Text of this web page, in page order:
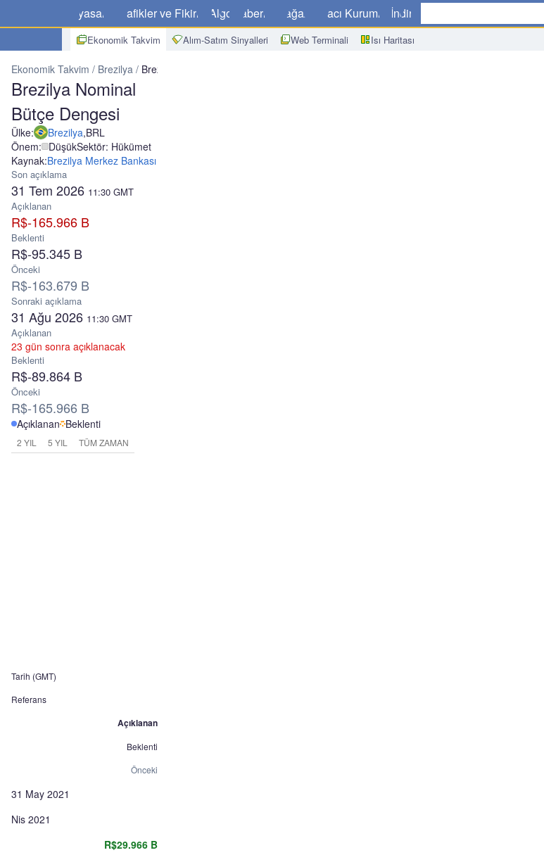
Piyasalar Grafikler ve Fikirler Algo Haberler Mağaza Aracı Kurumlar İndir
Ekonomik Takvim Alım-Satım Sinyalleri Web Terminali Isı Haritası
Ekonomik Takvim Brezilya Brezilya Nominal Bütçe Dengesi
Brezilya Nominal
Bütçe Dengesi
Ülke: Brezilya,BRL
Önem: DüşükSektör: Hükümet
Kaynak:Brezilya Merkez Bankası
Son açıklama
31 Tem 2026 11:30 GMT
Açıklanan
R$-165.966 B
Beklenti
R$-95.345 B
Önceki
R$-163.679 B
Sonraki açıklama
31 Ağu 2026 11:30 GMT
Açıklanan
23 gün sonra açıklanacak
Beklenti
R$-89.864 B
Önceki
R$-165.966 B
Açıklanan Beklenti
2 YIL 5 YIL TÜM ZAMAN
Tarih (GMT)
Referans
Açıklanan
Beklenti
Önceki
31 May 2021
Nis 2021
R$29.966 B